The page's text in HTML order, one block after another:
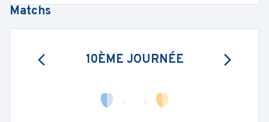
Matchs
10ÈME JOURNÉE